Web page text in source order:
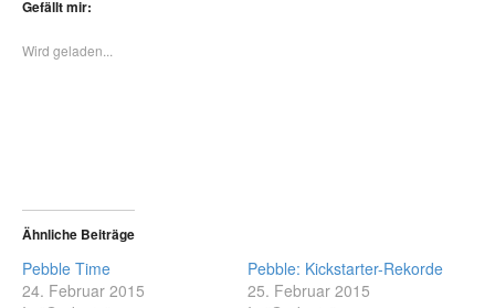
Gefällt mir:
Wird geladen...
Ähnliche Beiträge
Pebble Time
24. Februar 2015
Pebble: Kickstarter-Rekorde
25. Februar 2015